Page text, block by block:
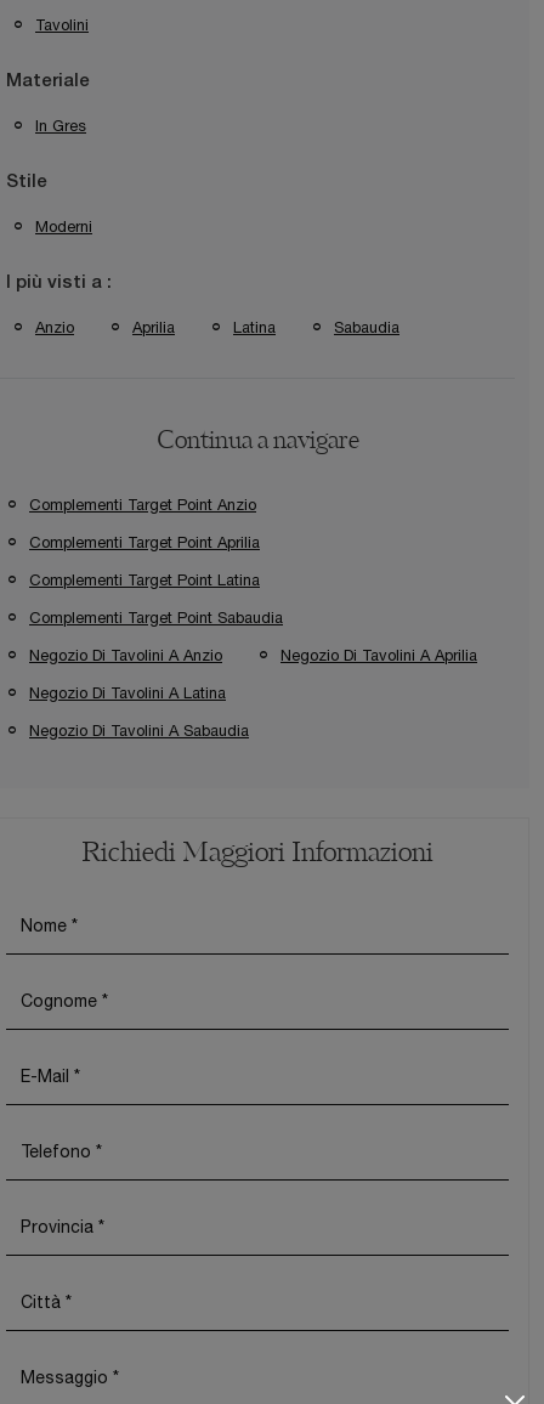
Tavolini
Materiale
In Gres
Stile
Moderni
I più visti a :
Anzio Aprilia Latina Sabaudia
Continua a navigare
Complementi Target Point Anzio
Complementi Target Point Aprilia
Complementi Target Point Latina
Complementi Target Point Sabaudia
Negozio Di Tavolini A Anzio Negozio Di Tavolini A Aprilia
Negozio Di Tavolini A Latina
Negozio Di Tavolini A Sabaudia
Richiedi Maggiori Informazioni